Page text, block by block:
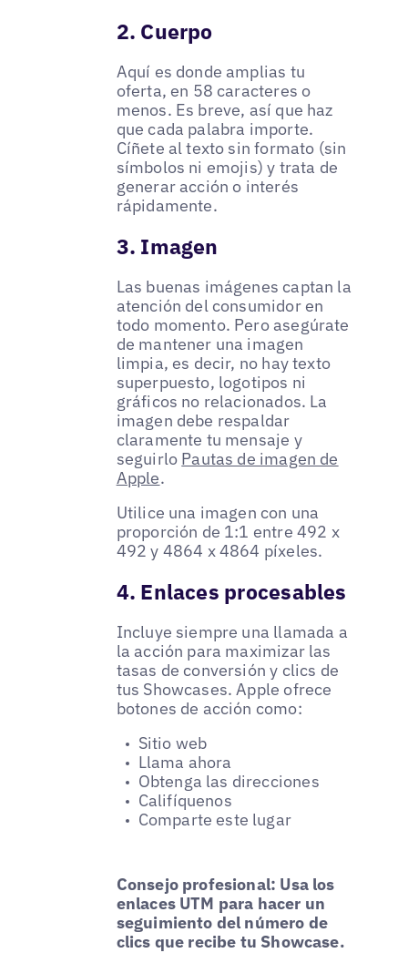
2. Cuerpo
Aquí es donde amplias tu
oferta, en 58 caracteres o
menos. Es breve, así que haz
que cada palabra importe.
Cíñete al texto sin formato (sin
símbolos ni emojis) y trata de
generar acción o interés
rápidamente.
3. Imagen
Las buenas imágenes captan la
atención del consumidor en
todo momento. Pero asegúrate
de mantener una imagen
limpia, es decir, no hay texto
superpuesto, logotipos ni
gráficos no relacionados. La
imagen debe respaldar
claramente tu mensaje y
seguirlo Pautas de imagen de
Apple.
Utilice una imagen con una
proporción de 1:1 entre 492 x
492 y 4864 x 4864 píxeles.
4. Enlaces procesables
Incluye siempre una llamada a
la acción para maximizar las
tasas de conversión y clics de
tus Showcases. Apple ofrece
botones de acción como:
Sitio web
Llama ahora
Obtenga las direcciones
Califíquenos
Comparte este lugar
Consejo profesional: Usa los
enlaces UTM para hacer un
seguimiento del número de
clics que recibe tu Showcase.